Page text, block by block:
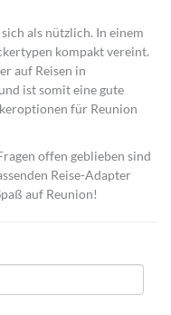
als nützlich. In einem
kompakt vereint.
auf Reisen in
ist somit eine gute
für Reunion
offen geblieben sind
Reise-Adapter
auf Reunion!